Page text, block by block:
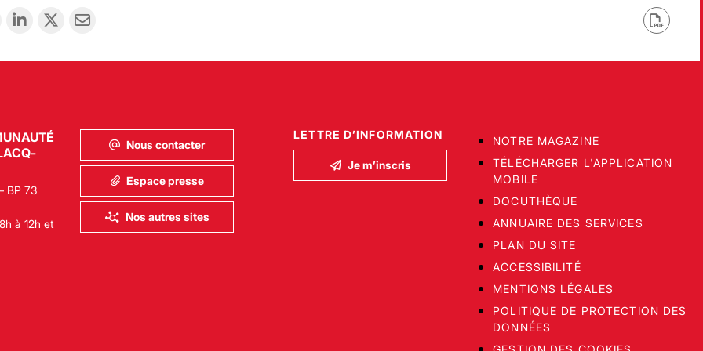
BP 73
à 12h et
Nous contacter
Espace presse
Nos autres sites
LETTRE D’INFORMATION
Je m’inscris
NOTRE MAGAZINE
TÉLÉCHARGER L'APPLICATION
MOBILE
DOCUTHÈQUE
ANNUAIRE DES SERVICES
PLAN DU SITE
ACCESSIBILITÉ
MENTIONS LÉGALES
POLITIQUE DE PROTECTION DES
DONNÉES